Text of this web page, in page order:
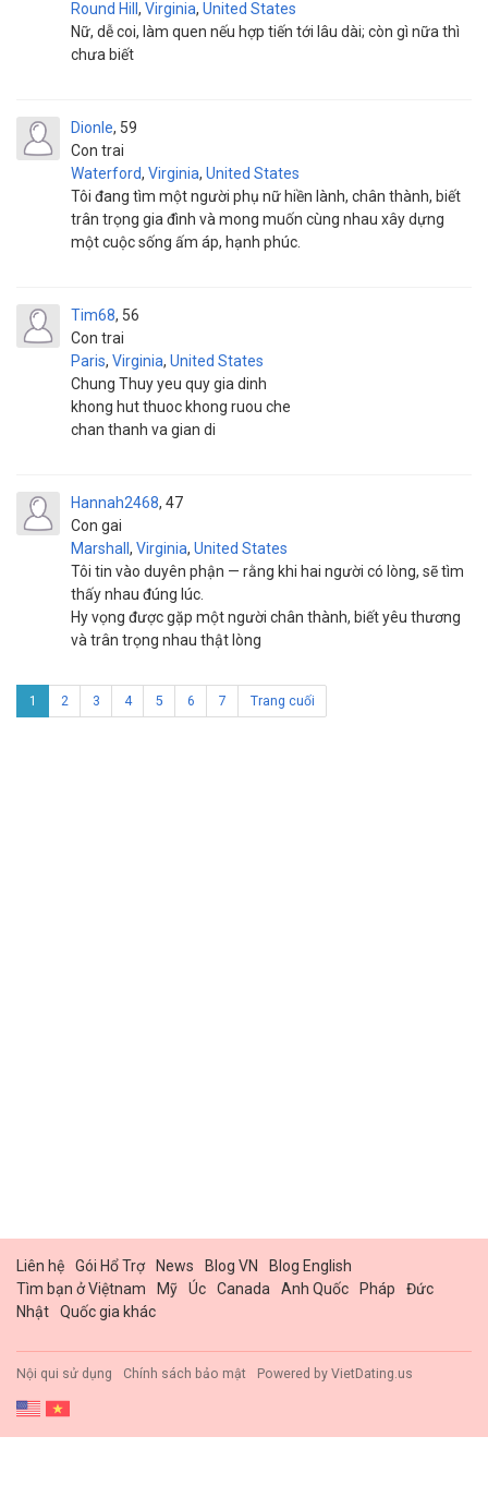
Round Hill , Virginia, United States
Nữ, dễ coi, làm quen nếu hợp tiến tới lâu dài; còn gì nữa thì
chưa biết
Dionle
Con trai
59
Waterford, Virginia, United States
Tôi đang tìm một người phụ nữ hiền lành, chân thành, biết
trân trọng gia đình và mong muốn cùng nhau xây dựng
một cuộc sống ấm áp, hạnh phúc.
Tim68
Con trai
56
Paris, Virginia, United States
Chung Thuy yeu quy gia dinh
khong hut thuoc khong ruou che
chan thanh va gian di
Hannah2468
Con gai
47
Marshall , Virginia, United States
Tôi tin vào duyên phận — rằng khi hai người có lòng, sẽ tìm
thấy nhau đúng lúc.
Hy vọng được gặp một người chân thành, biết yêu thương
và trân trọng nhau thật lòng
1 2 3 4 5 6 7 Trang cuối
Liên hệ Gói Hổ Trợ News Blog VN
Blog English
Tìm bạn ở Việtnam
Mỹ Úc Canada Anh Quốc Pháp
Đức
Nhật
Quốc gia khác
Nội qui sử dụng Chính sách bảo mật Powered by VietDating.us